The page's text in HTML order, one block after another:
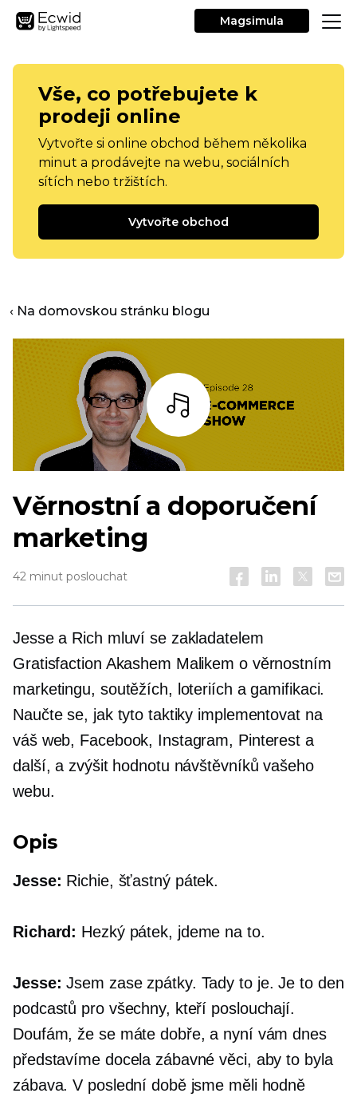
Magsimula
Vše, co potřebujete k
prodeji online
Vytvořte si online obchod během několika
minut a prodávejte na webu, sociálních
sítích nebo tržištích.
Vytvořte obchod
‹ Na domovskou stránku blogu
Poslouchat
Věrnostní a doporučení
marketing
42 minut poslouchat
Jesse a Rich mluví se zakladatelem
Gratisfaction Akashem Malikem o věrnostním
marketingu, soutěžích, loteriích a gamifikaci.
Naučte se, jak tyto taktiky implementovat na
váš web, Facebook, Instagram, Pinterest a
další, a zvýšit hodnotu návštěvníků vašeho
webu.
Opis
Jesse: Richie, šťastný pátek.
Richard: Hezký pátek, jdeme na to.
Jesse: Jsem zase zpátky. Tady to je. Je to den
podcastů pro všechny, kteří poslouchají.
Doufám, že se máte dobře, a nyní vám dnes
představíme docela zábavné věci, aby to byla
zábava. V poslední době jsme měli hodně